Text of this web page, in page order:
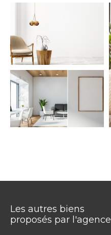
Les autres biens
proposés par l'agence